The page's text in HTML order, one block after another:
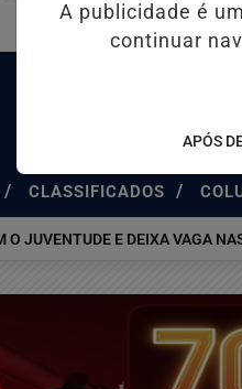
/ CLASSIFICADOS /
E DEIXA VAGA NAS
A publicidade é
continuar
APÓS